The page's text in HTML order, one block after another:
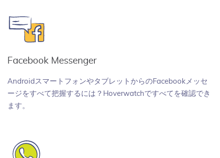
Facebook Messenger
AndroidスマートフォンやタブレットからのFacebookメッセ
ージをすべて把握するには？Hoverwatchですべてを確認でき
ます。